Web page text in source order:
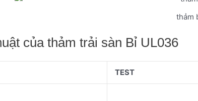
thảm
của thảm trải sàn Bỉ UL036
TEST